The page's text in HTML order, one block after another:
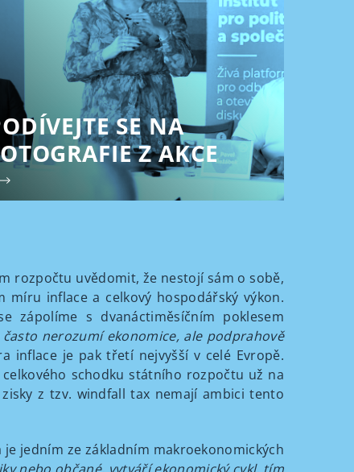
SE NA
Z AKCE
rozpočtu uvědomit, že nestojí sám o sobě,
inflace a celkový hospodářský výkon.
zápolíme s dvanáctiměsíčním poklesem
často nerozumí ekonomice, ale podprahově
inflace je pak třetí nejvyšší v celé Evropě.
schodku státního rozpočtu už na
z tzv. windfall tax nemají ambici tento
jedním ze základním makroekonomických